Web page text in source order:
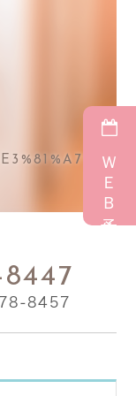
8457
ＷＥＢ予約